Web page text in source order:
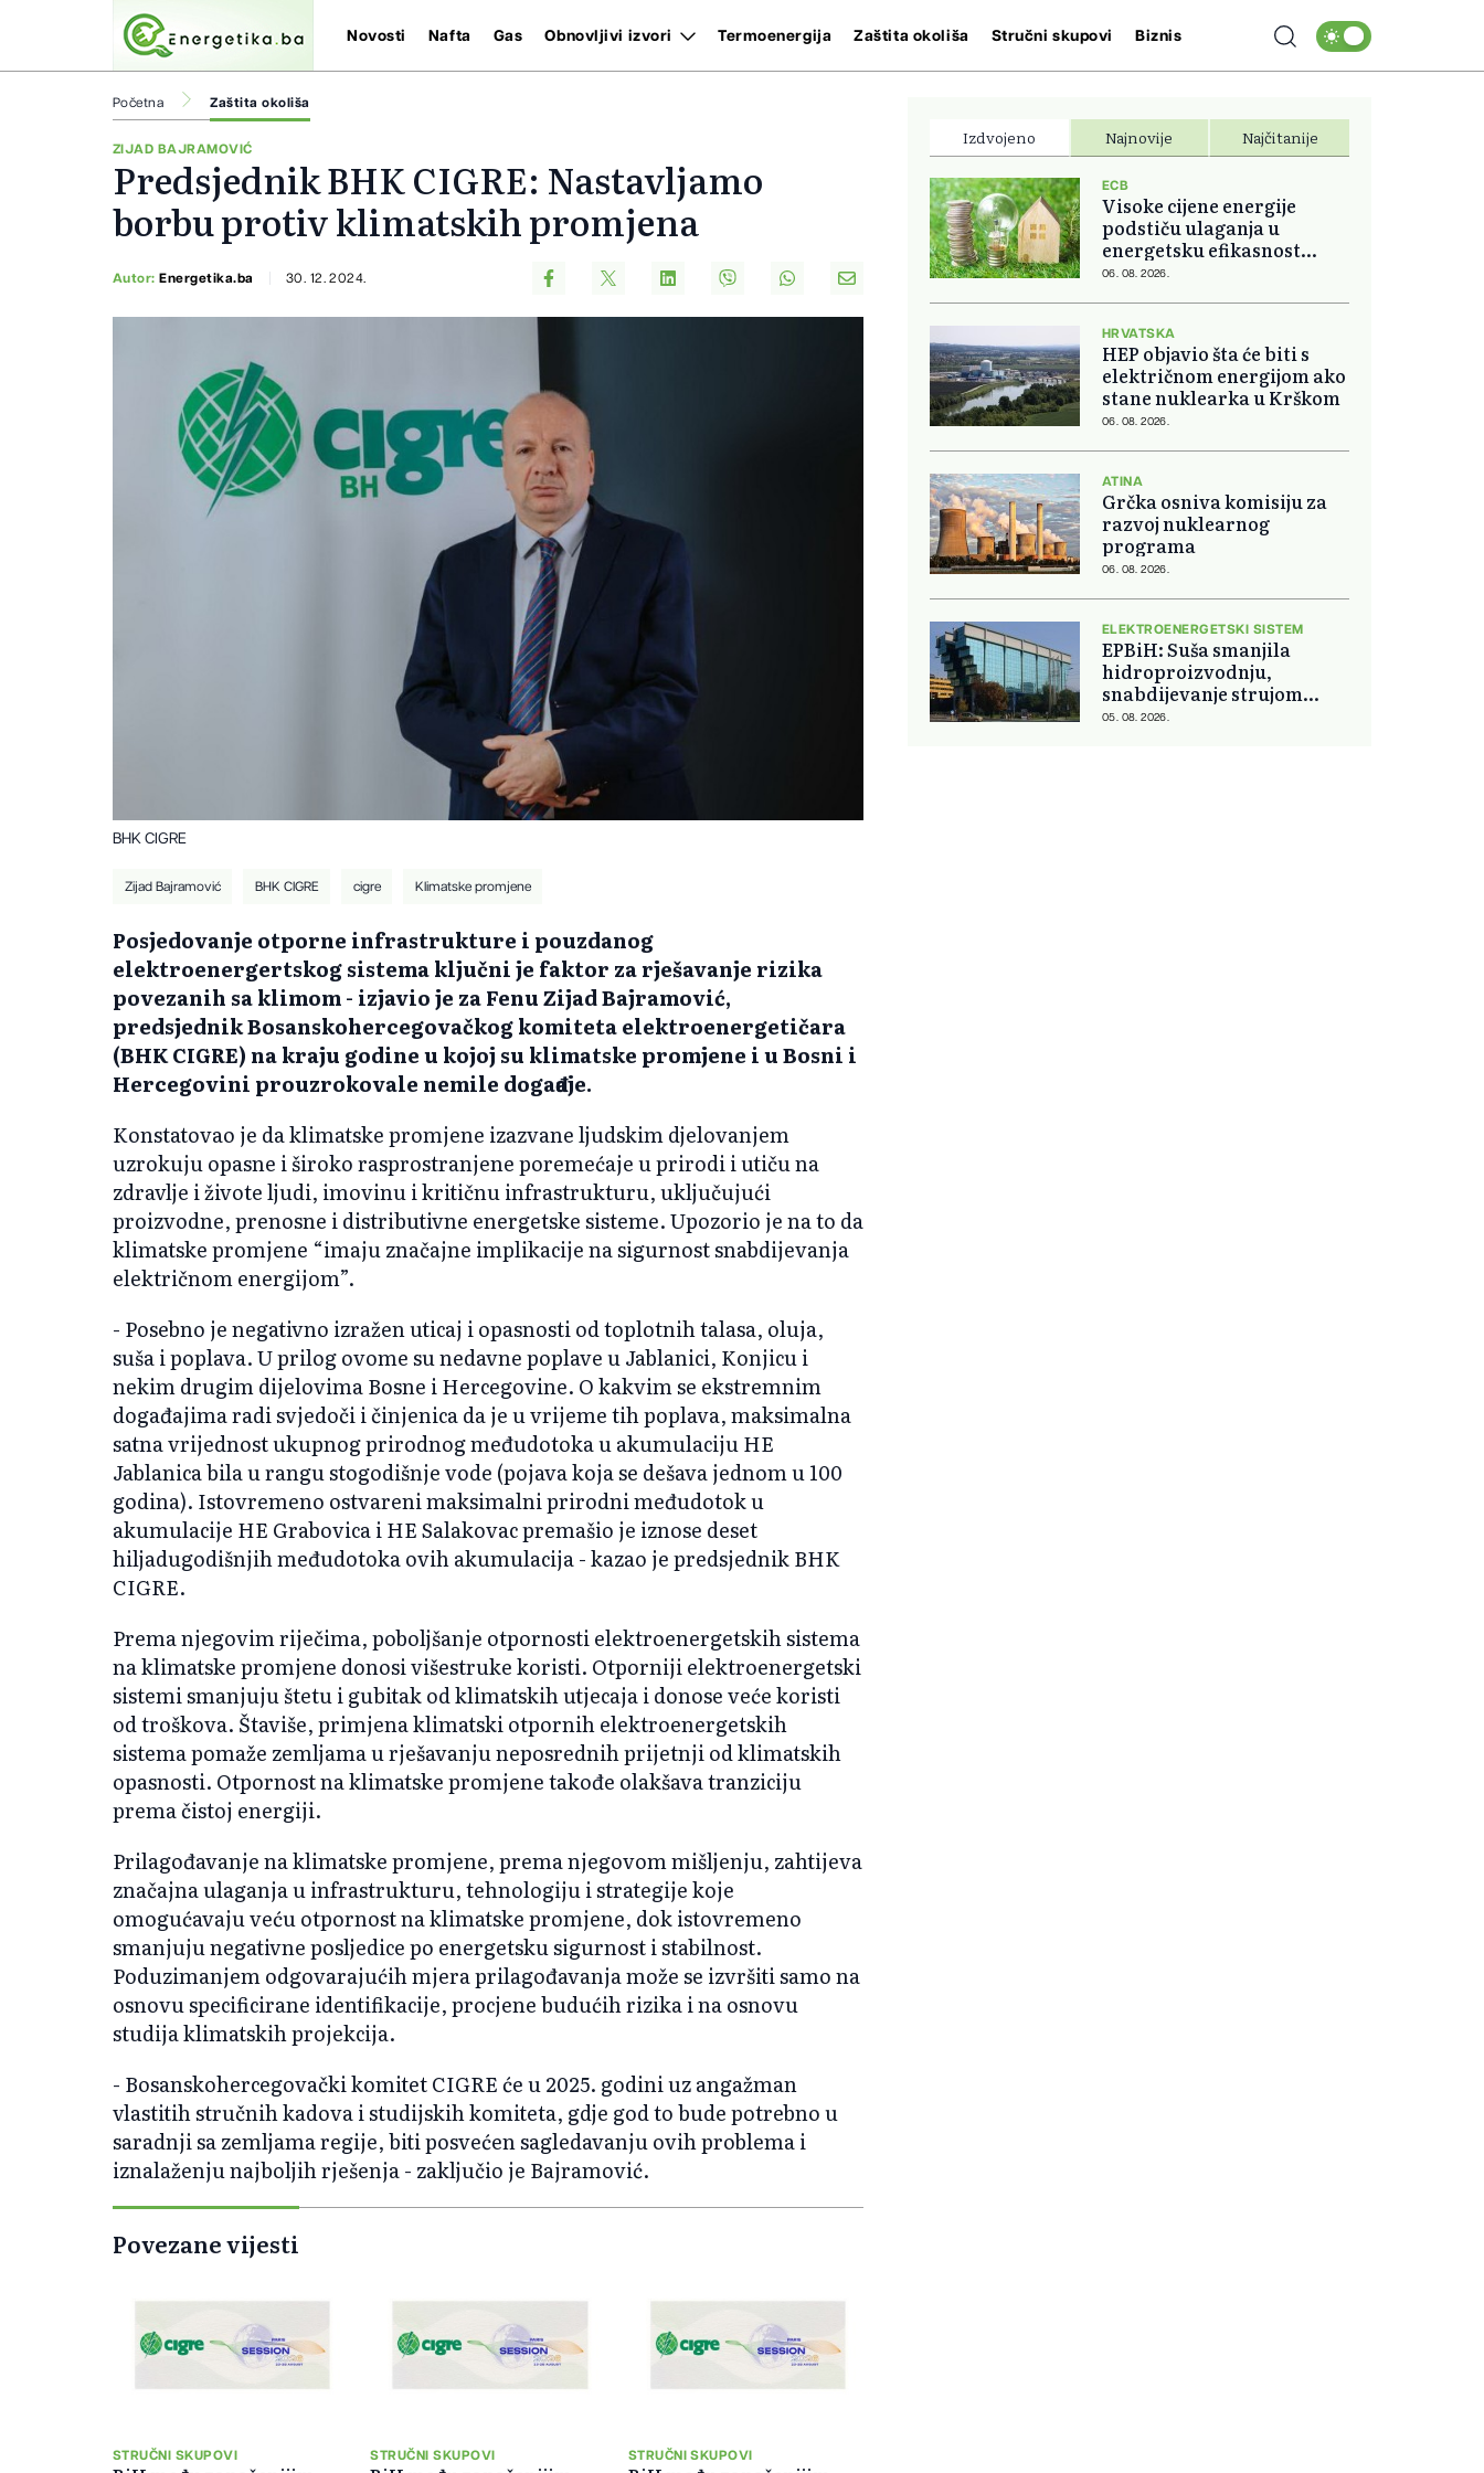
Novosti Nafta Gas Obnovljivi izvori Termoenergija Zaštita okoliša Stručni skupovi Biznis
Početna Zaštita okoliša
ZIJAD BAJRAMOVIĆ
Predsjednik BHK CIGRE: Nastavljamo
borbu protiv klimatskih promjena
Autor:Energetika.ba 30. 12. 2024.
BHK CIGRE
Zijad Bajramović BHK CIGRE cigre Klimatske promjene
Posjedovanje otporne infrastrukture i pouzdanog
elektroenergertskog sistema ključni je faktor za rješavanje rizika
povezanih sa klimom - izjavio je za Fenu Zijad Bajramović,
predsjednik Bosanskohercegovačkog komiteta elektroenergetičara
(BHK CIGRE) na kraju godine u kojoj su klimatske promjene i u Bosni i
Hercegovini prouzrokovale nemile događaje.
Konstatovao je da klimatske promjene izazvane ljudskim djelovanjem
uzrokuju opasne i široko rasprostranjene poremećaje u prirodi i utiču na
zdravlje i živote ljudi, imovinu i kritičnu infrastrukturu, uključujući
proizvodne, prenosne i distributivne energetske sisteme. Upozorio je na to da
klimatske promjene “imaju značajne implikacije na sigurnost snabdijevanja
električnom energijom”.
- Posebno je negativno izražen uticaj i opasnosti od toplotnih talasa, oluja,
suša i poplava. U prilog ovome su nedavne poplave u Jablanici, Konjicu i
nekim drugim dijelovima Bosne i Hercegovine. O kakvim se ekstremnim
događajima radi svjedoči i činjenica da je u vrijeme tih poplava, maksimalna
satna vrijednost ukupnog prirodnog međudotoka u akumulaciju HE
Jablanica bila u rangu stogodišnje vode (pojava koja se dešava jednom u 100
godina). Istovremeno ostvareni maksimalni prirodni međudotok u
akumulacije HE Grabovica i HE Salakovac premašio je iznose deset
hiljadugodišnjih međudotoka ovih akumulacija - kazao je predsjednik BHK
CIGRE.
Prema njegovim riječima, poboljšanje otpornosti elektroenergetskih sistema
na klimatske promjene donosi višestruke koristi. Otporniji elektroenergetski
sistemi smanjuju štetu i gubitak od klimatskih utjecaja i donose veće koristi
od troškova. Štaviše, primjena klimatski otpornih elektroenergetskih
sistema pomaže zemljama u rješavanju neposrednih prijetnji od klimatskih
opasnosti. Otpornost na klimatske promjene takođe olakšava tranziciju
prema čistoj energiji.
Prilagođavanje na klimatske promjene, prema njegovom mišljenju, zahtijeva
značajna ulaganja u infrastrukturu, tehnologiju i strategije koje
omogućavaju veću otpornost na klimatske promjene, dok istovremeno
smanjuju negativne posljedice po energetsku sigurnost i stabilnost.
Poduzimanjem odgovarajućih mjera prilagođavanja može se izvršiti samo na
osnovu specificirane identifikacije, procjene budućih rizika i na osnovu
studija klimatskih projekcija.
- Bosanskohercegovački komitet CIGRE će u 2025. godini uz angažman
vlastitih stručnih kadova i studijskih komiteta, gdje god to bude potrebno u
saradnji sa zemljama regije, biti posvećen sagledavanju ovih problema i
iznalaženju najboljih rješenja - zaključio je Bajramović.
Povezane vijesti
STRUČNI SKUPOVI STRUČNI SKUPOVI STRUČNI SKUPOVI
Izdvojeno Najnovije Najčitanije
ECB
Visoke cijene energije
podstiču ulaganja u
energetsku efikasnost
domova
06. 08. 2026.
HRVATSKA
HEP objavio šta će biti s
električnom energijom ako
stane nuklearka u Krškom
06. 08. 2026.
ATINA
Grčka osniva komisiju za
razvoj nuklearnog
programa
06. 08. 2026.
ELEKTROENERGETSKI SISTEM
EPBiH: Suša smanjila
hidroproizvodnju,
snabdijevanje strujom
ostaje stabilno
05. 08. 2026.